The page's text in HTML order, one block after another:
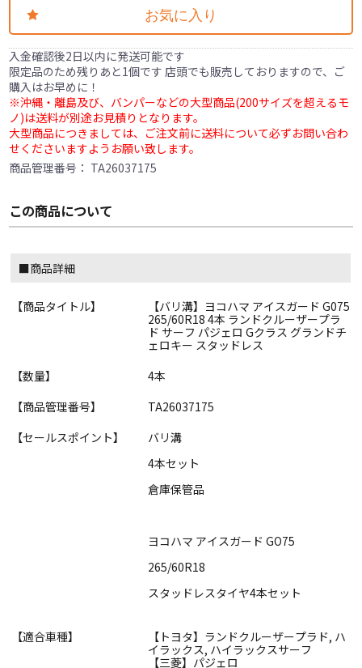
お気に入り
入金確認後2日以内に発送可能です
限定品のため残りあと1個です 店頭でも販売しておりますので、ご
購入はお早めに！
※沖縄・離島及び、バンパーなどの大型商品(200サイズを超えるモ
ノ)は送料が別途お見積りとなります。
大型商品につきましては、ご注文前に送料について必ずお問い合わ
せくださいますようお願い致します。
商品管理番号： TA26037175
この商品について
■商品詳細
【商品タイトル】
【バリ溝】ヨコハマ アイスガード G075
265/60R18 4本 ランドクルーザープラ
ド サーフ パジェロ Gクラス グランドチ
ェロキー スタッドレス
【数量】
4本
【商品管理番号】
TA26037175
【セールスポイント】
バリ溝
4本セット
倉庫保管品
ヨコハマ アイスガード GO75
265/60R18
スタッドレスタイヤ4本セット
【適合車種】
【トヨタ】ランドクルーザープラド, ハ
イラックス, ハイラックスサーフ
【三菱】パジェロ